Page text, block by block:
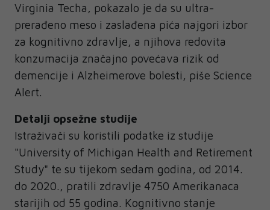
Virginia Techa, pokazalo je da su ultra-
prerađeno meso i zaslađena pića najgori izbor
za kognitivno zdravlje, a njihova redovita
konzumacija značajno povećava rizik od
demencije i Alzheimerove bolesti, piše Science
Alert.
Detalji opsežne studije
Istraživači su koristili podatke iz studije
"University of Michigan Health and Retirement
Study" te su tijekom sedam godina, od 2014.
do 2020., pratili zdravlje 4750 Amerikanaca
starijih od 55 godina. Kognitivno stanje